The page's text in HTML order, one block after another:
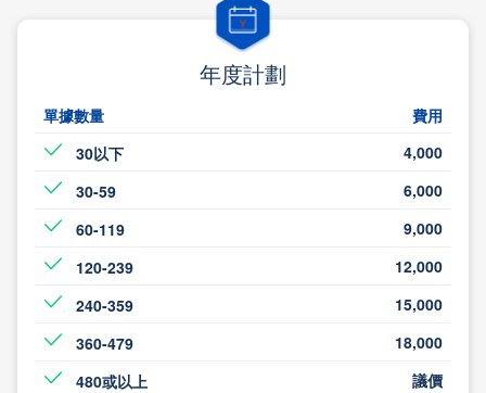
年度計劃
單據數量
費用
30以下
4,000
30-59
6,000
60-119
9,000
120-239
12,000
240-359
15,000
360-479
18,000
480或以上
議價